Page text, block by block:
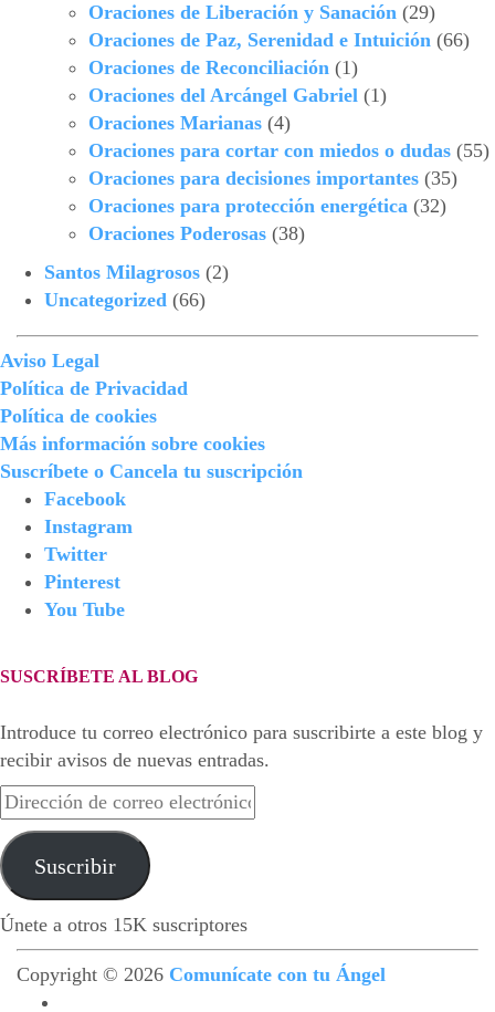
Oraciones de Liberación y Sanación (29)
Oraciones de Paz, Serenidad e Intuición (66)
Oraciones de Reconciliación (1)
Oraciones del Arcángel Gabriel (1)
Oraciones Marianas (4)
Oraciones para cortar con miedos o dudas (55)
Oraciones para decisiones importantes (35)
Oraciones para protección energética (32)
Oraciones Poderosas (38)
Santos Milagrosos (2)
Uncategorized (66)
Aviso Legal
Política de Privacidad
Política de cookies
Más información sobre cookies
Suscríbete o Cancela tu suscripción
Facebook
Instagram
Twitter
Pinterest
You Tube
SUSCRÍBETE AL BLOG
Introduce tu correo electrónico para suscribirte a este blog y
recibir avisos de nuevas entradas.
Dirección
de
correo
electrónico
Suscribir
Únete a otros 15K suscriptores
Copyright © 2026 Comunícate con tu Ángel